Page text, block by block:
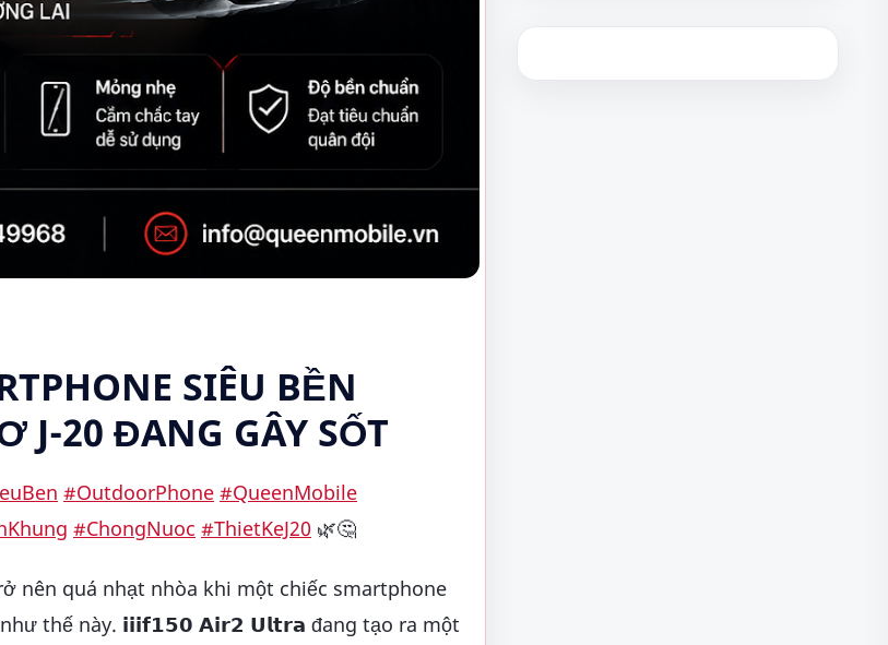
SIÊU BỀN
J-20 ĐANG GÂY SỐT
#OutdoorPhone #QueenMobile
#ChongNuoc #ThietKeJ20 🌿🤔
nên quá nhạt nhòa khi một chiếc smartphone
thế này. 𝗶𝗶𝗶𝗳𝟭𝟱𝟬 𝗔𝗶𝗿𝟮 𝗨𝗹𝘁𝗿𝗮 đang tạo ra một